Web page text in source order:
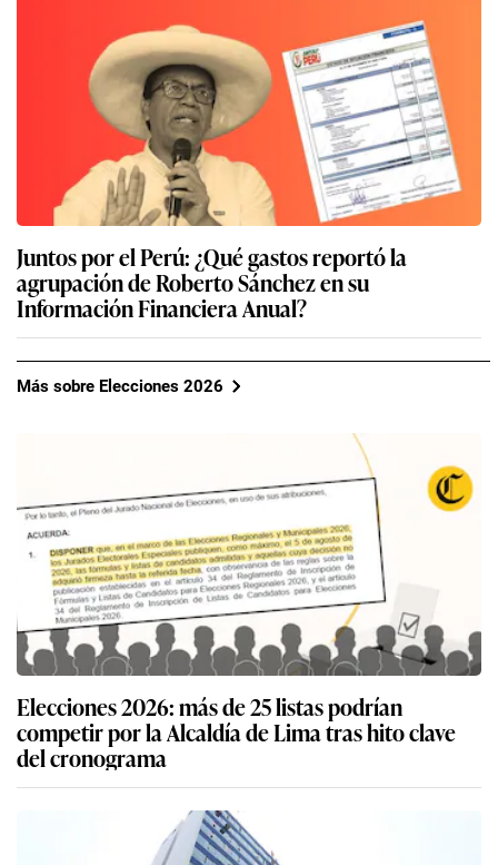
Juntos por el Perú: ¿Qué gastos reportó la
agrupación de Roberto Sánchez en su
Información Financiera Anual?
Más sobre Elecciones 2026
Elecciones 2026: más de 25 listas podrían
competir por la Alcaldía de Lima tras hito clave
del cronograma